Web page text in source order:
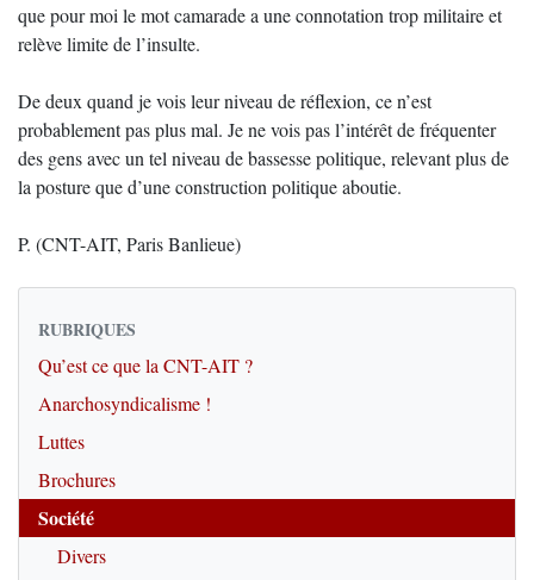
que pour moi le mot camarade a une connotation trop militaire et
relève limite de l’insulte.
De deux quand je vois leur niveau de réflexion, ce n’est
probablement pas plus mal. Je ne vois pas l’intérêt de fréquenter
des gens avec un tel niveau de bassesse politique, relevant plus de
la posture que d’une construction politique aboutie.
P. (CNT-AIT, Paris Banlieue)
RUBRIQUES
Qu’est ce que la CNT-AIT ?
Anarchosyndicalisme !
Luttes
Brochures
Société
Divers